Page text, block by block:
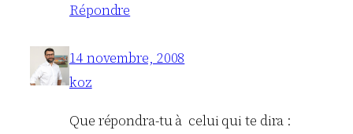
Répondre
14 novembre, 2008
koz
Que répondra-tu à celui qui te dira :